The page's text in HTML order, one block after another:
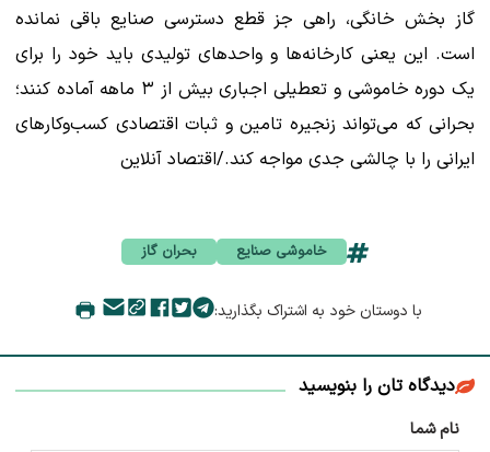
گاز بخش خانگی، راهی جز قطع دسترسی صنایع باقی نمانده
است. این یعنی کارخانه‌ها و واحدهای تولیدی باید خود را برای
یک دوره خاموشی و تعطیلی اجباری بیش از ۳ ماهه آماده کنند؛
بحرانی که می‌تواند زنجیره تامین و ثبات اقتصادی کسب‌وکارهای
ایرانی را با چالشی جدی مواجه کند./اقتصاد آنلاین
خاموشی صنایع بحران گاز
با دوستان خود به اشتراک بگذارید:
دیدگاه تان را بنویسید
نام شما